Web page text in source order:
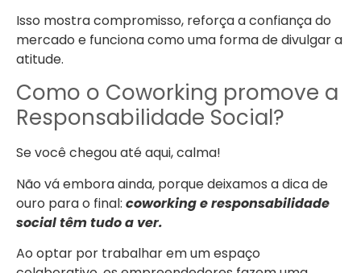
Isso mostra compromisso, reforça a confiança do
mercado e funciona como uma forma de divulgar a
atitude.
Como o Coworking promove a
Responsabilidade Social?
Se você chegou até aqui, calma!
Não vá embora ainda, porque deixamos a dica de
ouro para o final: coworking e responsabilidade
social têm tudo a ver.
Ao optar por trabalhar em um espaço